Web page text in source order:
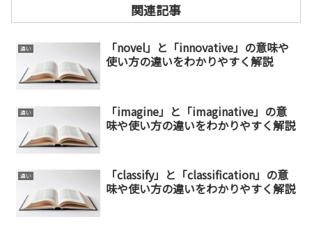
関連記事
違い
「novel」と「innovative」の意味や
使い方の違いをわかりやすく解説
違い
「imagine」と「imaginative」の意
味や使い方の違いをわかりやすく解説
違い
「classify」と「classification」の意
味や使い方の違いをわかりやすく解説